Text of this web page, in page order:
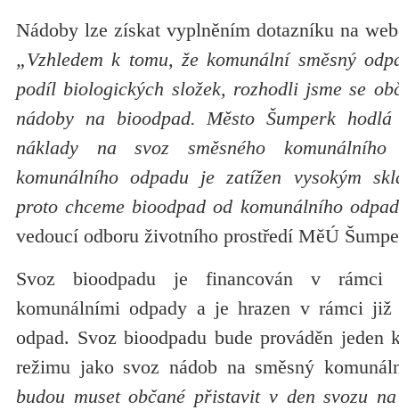
Nádoby lze získat vyplněním dotazníku na
„Vzhledem k tomu, že komunální směsný
podíl biologických složek, rozhodli jsme se
nádoby na bioodpad. Město Šumperk
náklady na svoz směsného
komunálního odpadu je zatížen vysokým
proto chceme bioodpad od komunálního
vedoucí odboru životního prostředí MěÚ
Svoz bioodpadu je financován v rámci
komunálními odpady a je hrazen v rámci již
odpad. Svoz bioodpadu bude prováděn jeden
režimu jako svoz nádob na směsný
budou muset občané přistavit v den svozu